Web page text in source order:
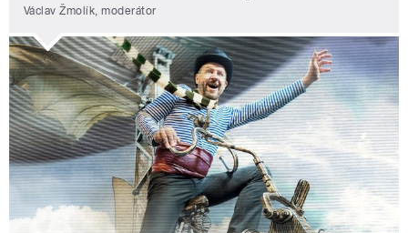
Václav Žmolík, moderátor